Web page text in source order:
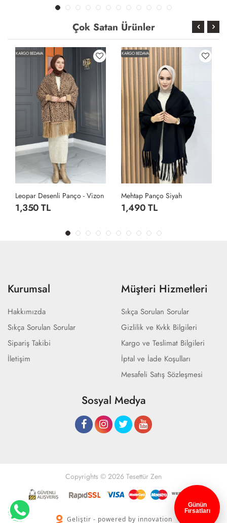
Çok Satan Ürünler
KARGO BEDAVA
Leopar Desenli Panço - Vizon
1,350 TL
KARGO BEDAVA
Mehtap Panço Siyah
1,490 TL
Kurumsal
Hakkımızda
Sıkça Sorulan Sorular
Sipariş Takibi
İletişim
Müşteri Hizmetleri
Sıkça Sorulan Sorular
Gizlilik ve Kvkk Bilgileri
Kargo ve Teslimat Bilgileri
İptal ve İade Koşulları
Mesafeli Satış Sözleşmesi
Sosyal Medya
Copyrights © 2026 Tesettür Zen
Geliştir - powered by innovation
Günün
Fırsatları